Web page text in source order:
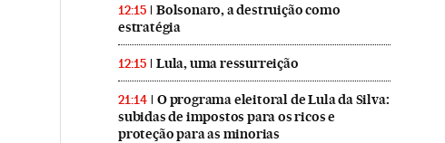
12:15
Bolsonaro, a destruição como
estratégia
12:15 Lula, uma ressurreição
21:14
O programa eleitoral de Lula da Silva:
subidas de impostos para os ricos e
proteção para as minorias